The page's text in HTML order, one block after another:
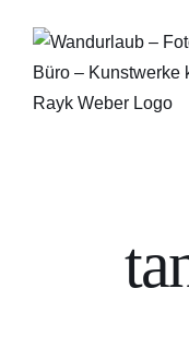
Inhalt
springen